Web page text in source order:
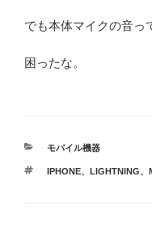
でも本体マイクの音っ
困ったな。
カ
ゴ
モバイル機器
タ
IPHONE、 LIGHTNING、